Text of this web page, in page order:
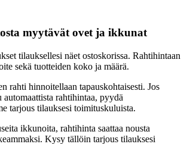
myytävät ovet ja ikkunat
tilauksellesi näet ostoskorissa. Rahtihintaan
sekä tuotteiden koko ja määrä.
rahti hinnoitellaan tapauskohtaisesti. Jos
automaattista rahtihintaa, pyydä
tarjous tilauksesi toimituskuluista.
ikkunoita, rahtihinta saattaa nousta
Kysy tällöin tarjous tilauksesi